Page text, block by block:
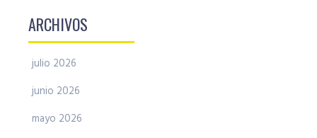
ARCHIVOS
julio 2026
junio 2026
mayo 2026